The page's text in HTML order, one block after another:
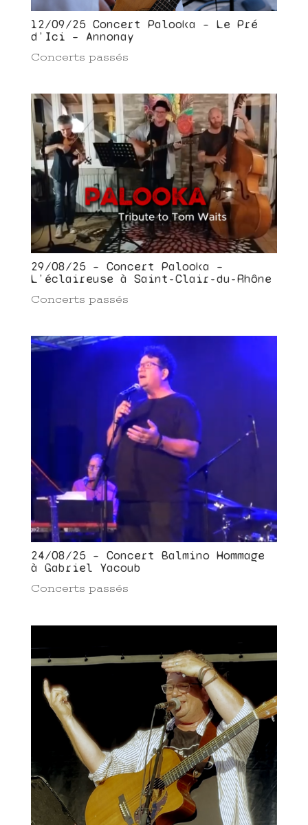
12/09/25 Concert Palooka – Le Pré
d’Ici – Annonay
Concerts passés
29/08/25 – Concert Palooka –
L’éclaireuse à Saint-Clair-du-Rhône
Concerts passés
24/08/25 – Concert Balmino Hommage
à Gabriel Yacoub
Concerts passés